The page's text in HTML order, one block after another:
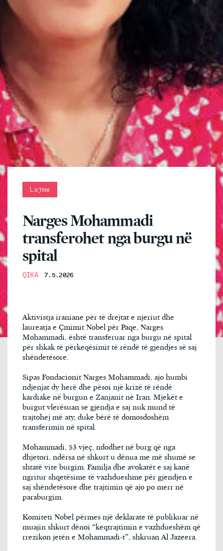
Lajme
Narges Mohammadi
transferohet nga burgu në
spital
QIKA 7.5.2026
Aktivistja iraniane për të drejtat e njeriut dhe
laureatja e Çmimit Nobel për Paqe, Narges
Mohammadi, është transferuar nga burgu në spital
për shkak të përkeqësimit të rëndë të gjendjes së saj
shëndetësore.
Sipas Fondacionit Narges Mohammadi, ajo humbi
ndjenjat dy herë dhe pësoi një krizë të rëndë
kardiake në burgun e Zanjanit në Iran. Mjekët e
burgut vlerësuan se gjendja e saj nuk mund të
trajtohej më aty, duke bërë të domosdoshëm
transferimin në spital.
Mohammadi, 53 vjeç, ndodhet në burg që nga
dhjetori, ndërsa në shkurt u dënua me më shumë se
shtatë vite burgim. Familja dhe avokatët e saj kanë
ngritur shqetësime të vazhdueshme për gjendjen e
saj shëndetësore dhe trajtimin që ajo po merr në
paraburgim.
Komiteti Nobel përmes një deklarate të publikuar në
muajin shkurt dënoi “keqtrajtimin e vazhdueshëm që
rrezikon jetën e Mohammadi-t”, shkruan Al Jazeera.